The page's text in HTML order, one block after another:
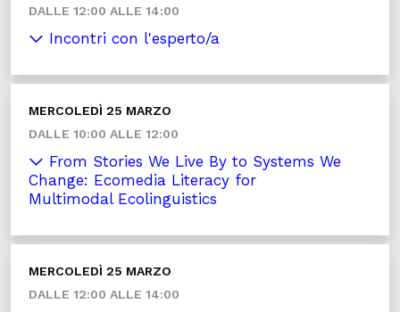
DALLE 12:00 ALLE 14:00
Incontri con l'esperto/a
MERCOLEDÌ 25 MARZO
DALLE 10:00 ALLE 12:00
From Stories We Live By to Systems We
Change: Ecomedia Literacy for
Multimodal Ecolinguistics
MERCOLEDÌ 25 MARZO
DALLE 12:00 ALLE 14:00